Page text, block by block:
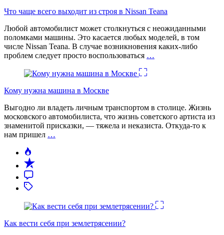
Что чаще всего выходит из строя в Nissan Teana
Любой автомобилист может столкнуться с неожиданными
поломками машины. Это касается любых моделей, в том
числе Nissan Teana. В случае возникновения каких-либо
проблем следует просто воспользоваться …
Кому нужна машина в Москве
Выгодно ли владеть личным транспортом в столице. Жизнь
московского автомобилиста, что жизнь советского артиста из
знаменитой присказки, — тяжела и неказиста. Откуда-то к
нам пришел …
Как вести себя при землетрясении?